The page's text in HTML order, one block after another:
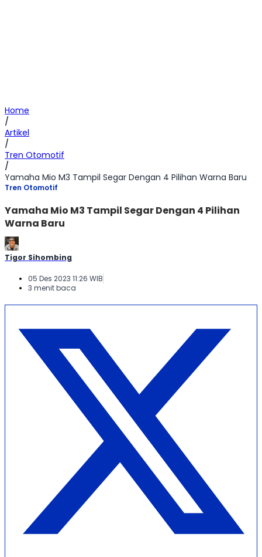
Home
/
Artikel
/
Tren Otomotif
/
Yamaha Mio M3 Tampil Segar Dengan 4 Pilihan Warna Baru
Tren Otomotif
Yamaha Mio M3 Tampil Segar Dengan 4 Pilihan
Warna Baru
Tigor Sihombing
05 Des 2023 11:26 WIB
3 menit baca